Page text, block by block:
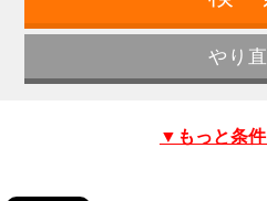
▼もっと条